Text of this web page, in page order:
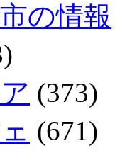
の情報
(373)
(671)